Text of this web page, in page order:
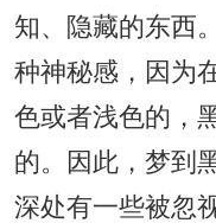
知、隐藏的东西
种神秘感，因为
色或者浅色的，
的。因此，梦到
深处有一些被忽